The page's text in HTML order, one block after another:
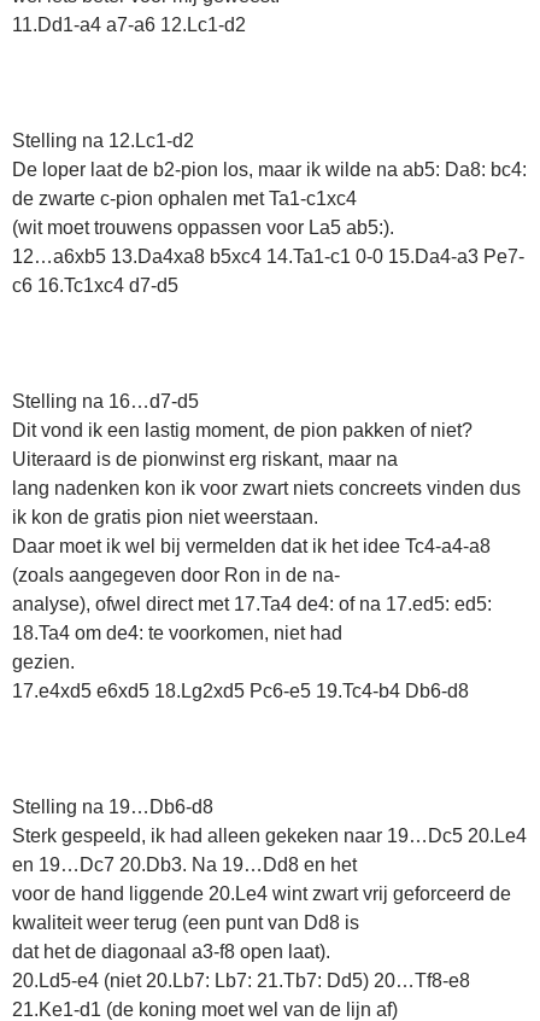
11.Dd1-a4 a7-a6 12.Lc1-d2
Stelling na 12.Lc1-d2
De loper laat de b2-pion los, maar ik wilde na ab5: Da8: bc4:
de zwarte c-pion ophalen met Ta1-c1xc4
(wit moet trouwens oppassen voor La5 ab5:).
12…a6xb5 13.Da4xa8 b5xc4 14.Ta1-c1 0-0 15.Da4-a3 Pe7-
c6 16.Tc1xc4 d7-d5
Stelling na 16…d7-d5
Dit vond ik een lastig moment, de pion pakken of niet?
Uiteraard is de pionwinst erg riskant, maar na
lang nadenken kon ik voor zwart niets concreets vinden dus
ik kon de gratis pion niet weerstaan.
Daar moet ik wel bij vermelden dat ik het idee Tc4-a4-a8
(zoals aangegeven door Ron in de na-
analyse), ofwel direct met 17.Ta4 de4: of na 17.ed5: ed5:
18.Ta4 om de4: te voorkomen, niet had
gezien.
17.e4xd5 e6xd5 18.Lg2xd5 Pc6-e5 19.Tc4-b4 Db6-d8
Stelling na 19…Db6-d8
Sterk gespeeld, ik had alleen gekeken naar 19…Dc5 20.Le4
en 19…Dc7 20.Db3. Na 19…Dd8 en het
voor de hand liggende 20.Le4 wint zwart vrij geforceerd de
kwaliteit weer terug (een punt van Dd8 is
dat het de diagonaal a3-f8 open laat).
20.Ld5-e4 (niet 20.Lb7: Lb7: 21.Tb7: Dd5) 20…Tf8-e8
21.Ke1-d1 (de koning moet wel van de lijn af)